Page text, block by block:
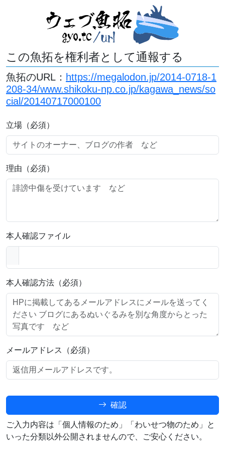
この魚拓を権利者として通報する
魚拓のURL： https://megalodon.jp/2014-0718-1
208-34/www.shikoku-np.co.jp/kagawa_news/so
cial/20140717000100
立場（必須）
理由（必須）
本人確認ファイル
本人確認方法（必須）
メールアドレス（必須）
確認
ご入力内容は「個人情報のため」「わいせつ物のため」と
いった分類以外公開されませんので、ご安心ください。